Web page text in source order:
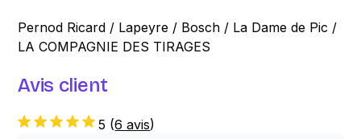
Pernod Ricard / Lapeyre / Bosch / La Dame de Pic /
LA COMPAGNIE DES TIRAGES
Avis client
5 (6 avis)